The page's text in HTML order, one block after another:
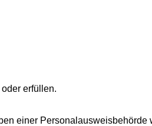
erfüllen.
einer Personalausweisbehörde